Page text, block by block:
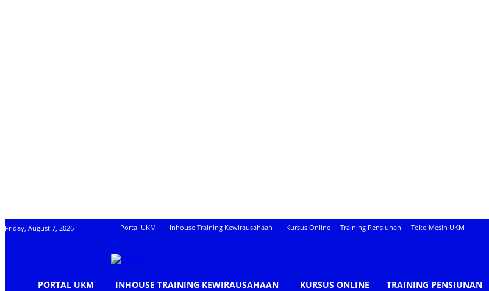
Friday, August 7, 2026 Portal UKM Inhouse Training Kewirausahaan Kursus Online Training Pensiunan Toko Mesin UKM
PORTAL UKM INHOUSE TRAINING KEWIRAUSAHAAN KURSUS ONLINE TRAINING PENSIUNAN